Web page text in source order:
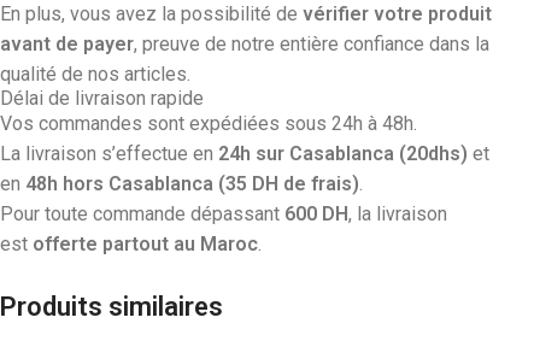
En plus, vous avez la possibilité de vérifier votre produit
avant de payer, preuve de notre entière confiance dans la
qualité de nos articles.
Délai de livraison rapide
Vos commandes sont expédiées sous 24h à 48h.
La livraison s’effectue en 24h sur Casablanca (20dhs) et
en 48h hors Casablanca (35 DH de frais)
Pour toute commande dépassant 600 DH, la livraison
est offerte partout au Maroc
Produits similaires